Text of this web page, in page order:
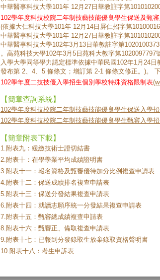
中華醫事科技大學101年 12月27日華教註字第
102學年度科技校院二年制技藝技能優良學生保送及甄
(依據大仁科技大學101年 12月14日屏仁招字第
中華醫事科技大學101年 12月27日華教註字第
中華醫事科技大學102年3月13日華教註字第1020100373
。高苑科技大學102年3月5日苑科大教字第1020097797
入學大學同等學力認定標準依據中華民國102年1月24
發布第 2、4、5 條條文；增訂第 2-1 條條文修正。)。
102學年度二技技優入學招生個別學校特殊資格限制表
【簡章查詢系統】
102學年度科技校院二年制技藝技能優良學生保送入學
102學年度科技校院二年制技藝技能優良學生甄審入學
【簡章附表下載】
1.附表九： 緩繳技術士證切結書
2.附表十： 在學學業平均成績證明書
3.附表十一： 報名資格及甄審優待加分比例複查申請表
4.附表十二： 保送成績排名複查申請表
5.附表十三： 保送分發結果複查申請表
6.附表十四： 就讀志願序統一分發結果複查申請表
7.附表十五： 甄審總成績複查申請表
8.附表十六： 甄審正、備取複查申請表
9.附表十七： 已報到分發錄取生放棄錄取資格聲明書
10.附表十八： 考生申訴表